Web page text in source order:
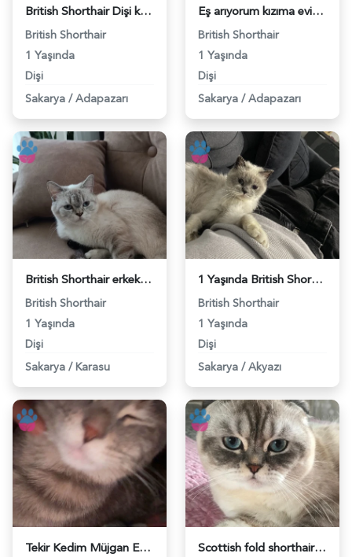
British Shorthair Dişi kedi eş aranıyor - 118984002
British Shorthair
1 Yaşında
Dişi
Sakarya / Adapazarı
Eş arıyorum kızıma evimde agırlayabilcegim - 118983972
British Shorthair
1 Yaşında
Dişi
Sakarya / Adapazarı
British Shorthair erkek eş arıyorum - 118983839
British Shorthair
1 Yaşında
Dişi
Sakarya / Karasu
1 Yaşında British Shorthair Dİşi Kızgınlıkta - 118983836
British Shorthair
1 Yaşında
Dişi
Sakarya / Akyazı
Tekir Kedim Müjgan Eş Arıyor - 118983795 Scottish fold shorthair SCR li Erkek kedime acil eş arıyorum. - 118976433